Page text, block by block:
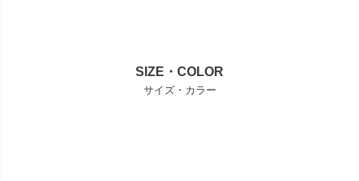
SIZE・COLOR
サイズ・カラー